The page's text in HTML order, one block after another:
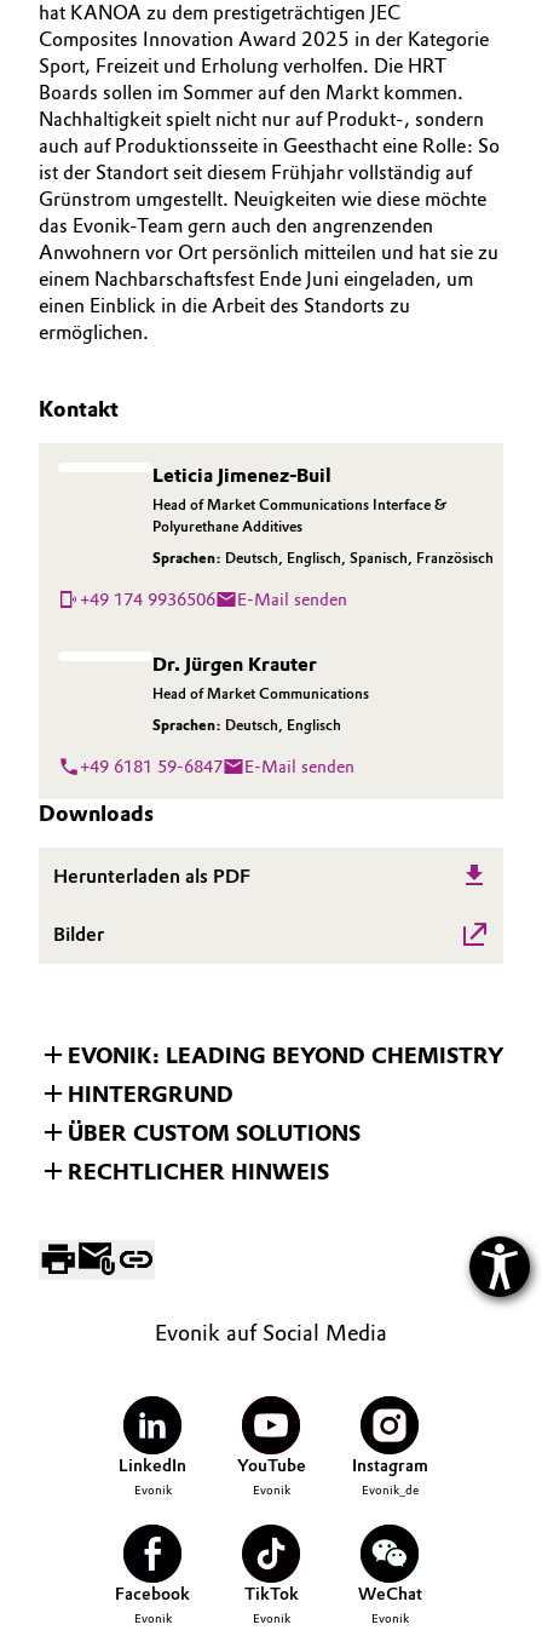
hat KANOA zu dem prestigeträchtigen JEC
Composites Innovation Award 2025 in der Kategorie
Sport, Freizeit und Erholung verholfen. Die HRT
Boards sollen im Sommer auf den Markt kommen.
Nachhaltigkeit spielt nicht nur auf Produkt-, sondern
auch auf Produktionsseite in Geesthacht eine Rolle: So
ist der Standort seit diesem Frühjahr vollständig auf
Grünstrom umgestellt. Neuigkeiten wie diese möchte
das Evonik-Team gern auch den angrenzenden
Anwohnern vor Ort persönlich mitteilen und hat sie zu
einem Nachbarschaftsfest Ende Juni eingeladen, um
einen Einblick in die Arbeit des Standorts zu
ermöglichen.
Kontakt
Leticia Jimenez-Buil
Head of Market Communications Interface &
Polyurethane Additives
Sprachen: Deutsch, Englisch, Spanisch, Französisch
+49 174 9936506 E-Mail senden
Dr. Jürgen Krauter
Head of Market Communications
Sprachen: Deutsch, Englisch
+49 6181 59-6847 E-Mail senden
Downloads
Herunterladen als PDF
Bilder
EVONIK: LEADING BEYOND CHEMISTRY
HINTERGRUND
ÜBER CUSTOM SOLUTIONS
RECHTLICHER HINWEIS
Evonik auf Social Media
LinkedIn
Evonik
YouTube
Evonik
Instagram
Evonik_de
Facebook
Evonik
TikTok
Evonik
WeChat
Evonik